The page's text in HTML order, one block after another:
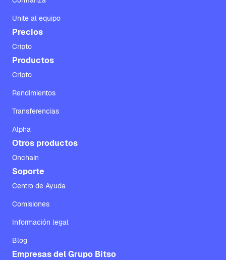
Unite al equipo
Precios
Cripto
Productos
Cripto
Rendimientos
Transferencias
Alpha
Otros productos
Onchain
Soporte
Centro de Ayuda
Comisiones
Información legal
Blog
Empresas del Grupo Bitso